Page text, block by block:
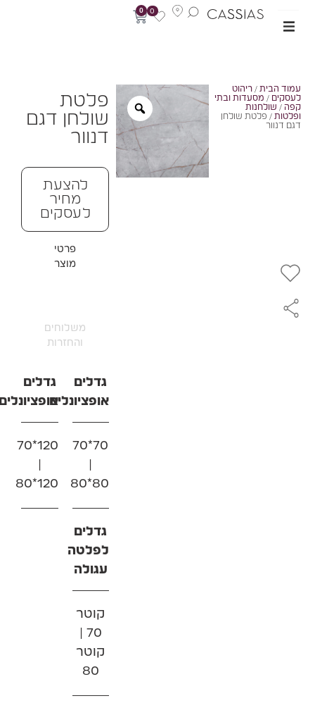
0
הבית/ריהוט
/מסעדות ובתי
/שולחנות
/ פלטת שולחן
דנוור
פלטת
שולחן דגם
דנוור
להצעת
מחיר
לעסקים
פרטי
מוצר
משלוחים
והחזרות
גדלים
אופציונלים
70*70
גדלים
אופציונלים
120*70
120*80
גדלים
לפלטה
עגולה
קוטר
70 |
קוטר
80